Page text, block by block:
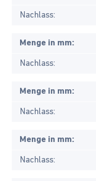
Nachlass:
Menge in mm:
Nachlass:
Menge in mm:
Nachlass:
Menge in mm:
Nachlass: